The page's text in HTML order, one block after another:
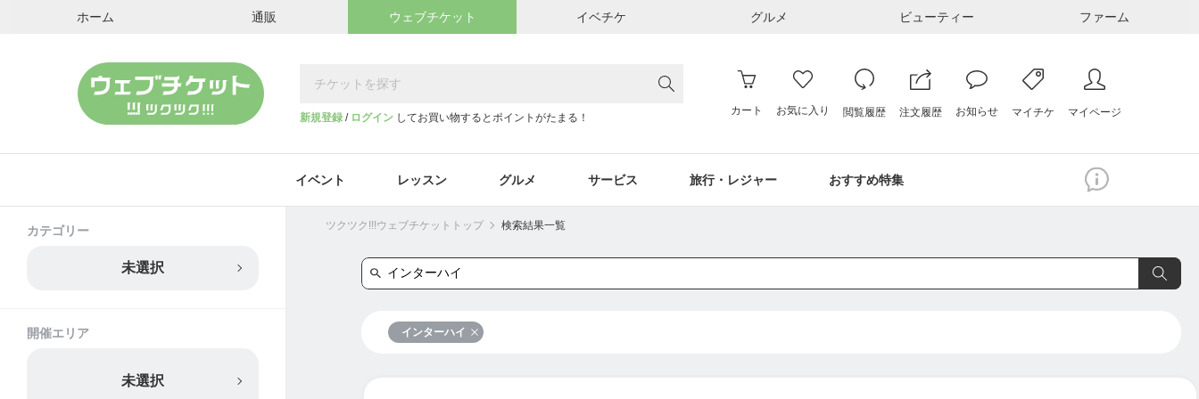
ホーム 通販 ウェブチケット イベチケ グルメ ビューティー ファーム
新規登録 / ログイン してお買い物するとポイントがたまる！
カート お気に入り 閲覧履歴 注文履歴 お知らせ マイチケ マイページ
イベント レッスン グルメ サービス 旅行・レジャー おすすめ特集
ツクツク!!!ウェブチケットトップ 検索結果一覧
インターハイ
カテゴリー
未選択
開催エリア
未選択